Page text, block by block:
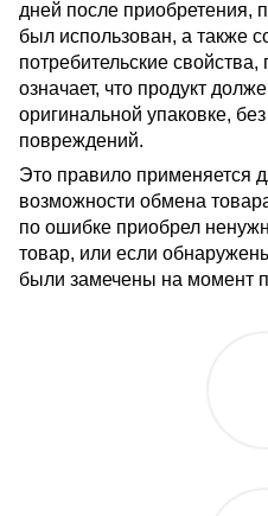
дней после приобретения,
был использован, а также
потребительские
означает, что продукт
оригинальной упаковке,
повреждений.
Это правило применяется
возможности обмена
по ошибке приобрел
товар, или если
были замечены на момент